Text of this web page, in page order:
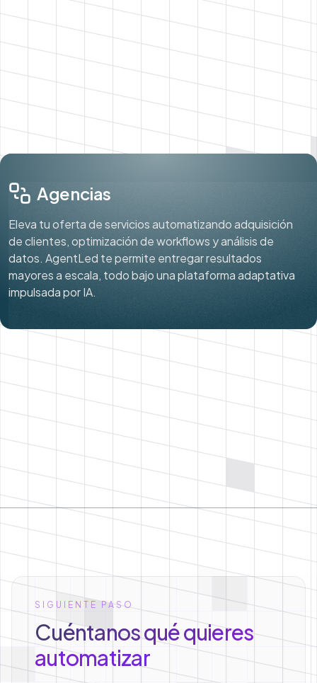
Agencias
Eleva tu oferta de servicios automatizando adquisición
de clientes, optimización de workflows y análisis de
datos. AgentLed te permite entregar resultados
mayores a escala, todo bajo una plataforma adaptativa
impulsada por IA.
SIGUIENTE PASO
Cuéntanos qué quieres
automatizar